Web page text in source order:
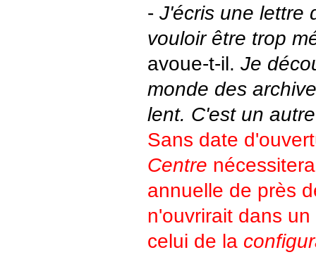
- J'écris une lettre
vouloir être trop
avoue-t-il. Je
monde des
lent. C'est un
Sans date
Centre
annuelle de près
n'ouvrirait dans
celui de la